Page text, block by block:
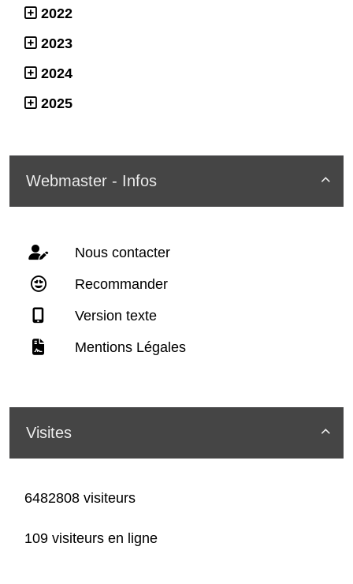
2022
2023
2024
2025

Webmaster - Infos
Nous contacter
Recommander
Version texte
Mentions Légales

Visites
6482808 visiteurs
109 visiteurs en ligne